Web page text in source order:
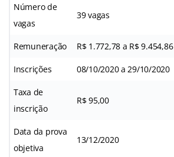
Número de
vagas
39 vagas
Remuneração R$ 1.772,78 a R$ 9.454,86
Inscrições 08/10/2020 a 29/10/2020
Taxa de
inscrição
R$ 95,00
Data da prova
objetiva
13/12/2020